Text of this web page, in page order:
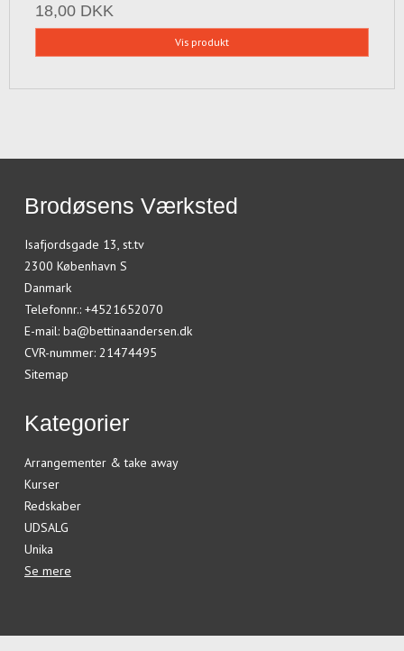
18,00 DKK
Vis produkt
Brodøsens Værksted
Isafjordsgade 13, st.tv
2300 København S
Danmark
Telefonnr.: +4521652070
E-mail: ba@bettinaandersen.dk
CVR-nummer: 21474495
Sitemap
Kategorier
Arrangementer & take away
Kurser
Redskaber
UDSALG
Unika
Se mere